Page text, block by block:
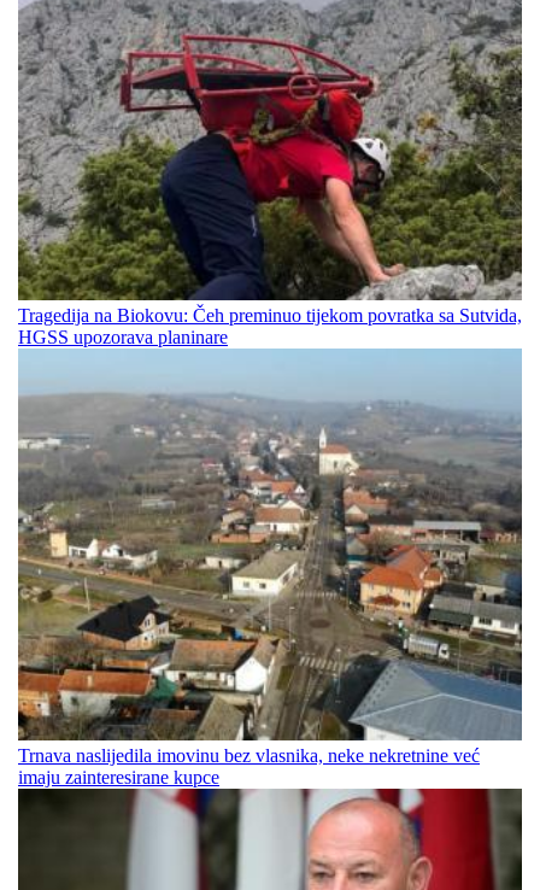
Tragedija na Biokovu: Čeh preminuo tijekom povratka sa Sutvida,
HGSS upozorava planinare
Trnava naslijedila imovinu bez vlasnika, neke nekretnine već
imaju zainteresirane kupce